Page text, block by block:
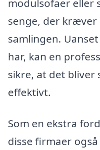
modulsofaer eller
senge, der
samlingen.
har, kan en
sikre, at det bliver
effektivt.
Som en ekstra
disse firmaer